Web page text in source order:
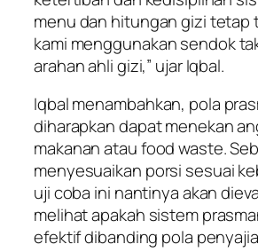
menu dan hitungan gizi tetap
kami menggunakan sendok
arahan ahli gizi,” ujar Iqbal.
Iqbal menambahkan, pola
diharapkan dapat menekan
makanan atau food waste.
menyesuaikan porsi sesuai
uji coba ini nantinya akan
melihat apakah sistem
efektif dibanding pola